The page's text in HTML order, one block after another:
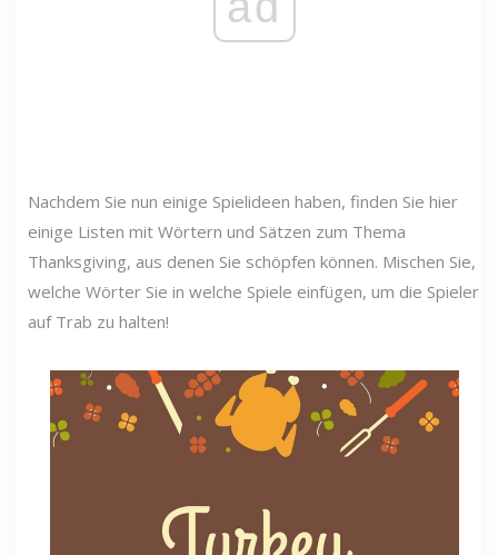
Nachdem Sie nun einige Spielideen haben, finden Sie hier
einige Listen mit Wörtern und Sätzen zum Thema
Thanksgiving, aus denen Sie schöpfen können. Mischen Sie,
welche Wörter Sie in welche Spiele einfügen, um die Spieler
auf Trab zu halten!